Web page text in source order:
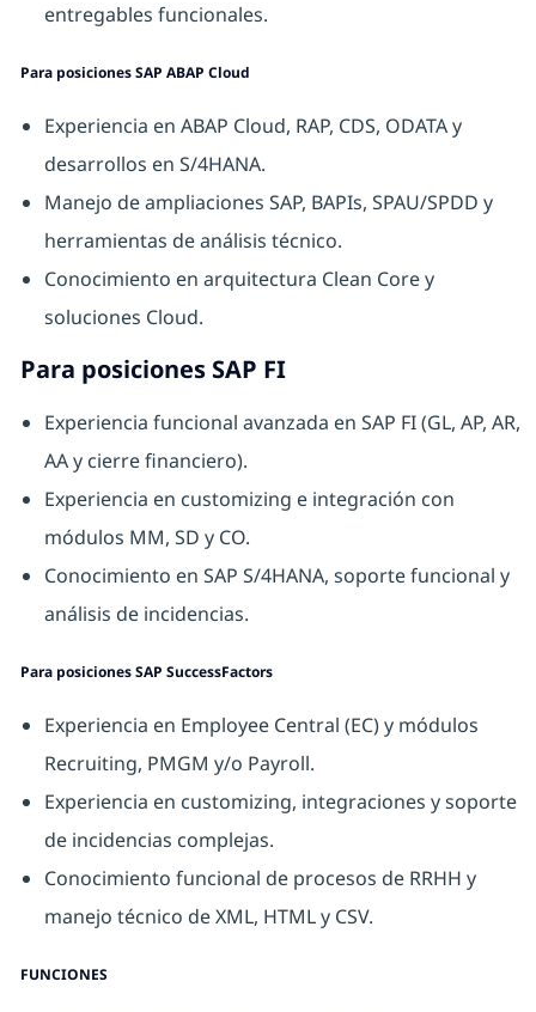
entregables funcionales.
Para posiciones SAP ABAP Cloud
Experiencia en ABAP Cloud, RAP, CDS, ODATA y
desarrollos en S/4HANA.
Manejo de ampliaciones SAP, BAPIs, SPAU/SPDD y
herramientas de análisis técnico.
Conocimiento en arquitectura Clean Core y
soluciones Cloud.
Para posiciones SAP FI
Experiencia funcional avanzada en SAP FI (GL, AP, AR,
AA y cierre financiero).
Experiencia en customizing e integración con
módulos MM, SD y CO.
Conocimiento en SAP S/4HANA, soporte funcional y
análisis de incidencias.
Para posiciones SAP SuccessFactors
Experiencia en Employee Central (EC) y módulos
Recruiting, PMGM y/o Payroll.
Experiencia en customizing, integraciones y soporte
de incidencias complejas.
Conocimiento funcional de procesos de RRHH y
manejo técnico de XML, HTML y CSV.
FUNCIONES